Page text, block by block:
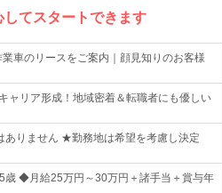
てスタートできます
車のリースをご案内｜顔見知りのお客様
ャリア形成！地域密着＆転職者にも優しい
ありません ★勤務地は希望を考慮し決定
歳 ◆月給25万円～30万円＋諸手当＋賞与年